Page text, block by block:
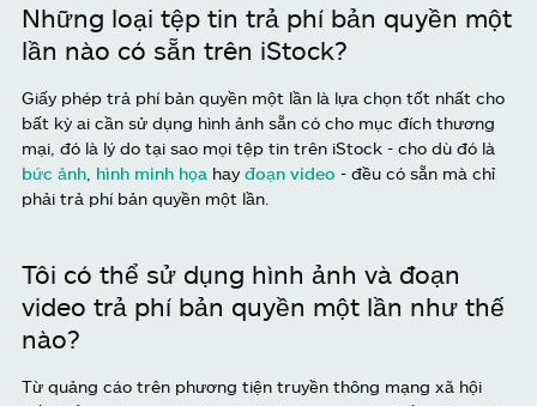
Những loại tệp tin trả phí bản quyền một
lần nào có sẵn trên iStock?
Giấy phép trả phí bản quyền một lần là lựa chọn tốt nhất cho
bất kỳ ai cần sử dụng hình ảnh sẵn có cho mục đích thương
mại, đó là lý do tại sao mọi tệp tin trên iStock - cho dù đó là
bức ảnh hình minh họa hay đoạn video - đều có sẵn mà chỉ
phải trả phí bản quyền một lần.
Tôi có thể sử dụng hình ảnh và đoạn
video trả phí bản quyền một lần như thế
nào?
Từ quảng cáo trên phương tiện truyền thông mạng xã hội